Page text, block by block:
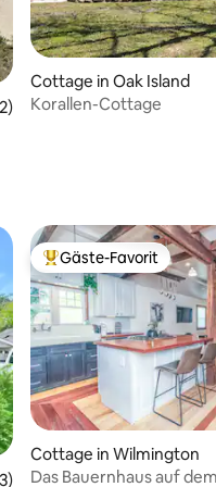
Bewertung: 4,94
Cottage in Oak Island
Korallen-Cottage
Bewertung: 4,97
Beliebter Gäste-Favorit.
Gäste-Favorit
Cottage in Wilmington
Das Bauernhaus auf